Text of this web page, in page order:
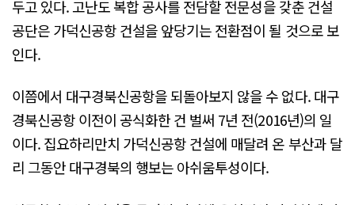
두고 있다. 고난도 복합 공사를 전담할 전문성을 갖춘 건설
공단은 가덕신공항 건설을 앞당기는 전환점이 될 것으로 보
인다.
이쯤에서 대구경북신공항을 되돌아보지 않을 수 없다. 대구
경북신공항 이전이 공식화한 건 벌써 7년 전(2016년)의 일
이다. 집요하리만치 가덕신공항 건설에 매달려 온 부산과 달
리 그동안 대구경북의 행보는 아쉬움투성이다.